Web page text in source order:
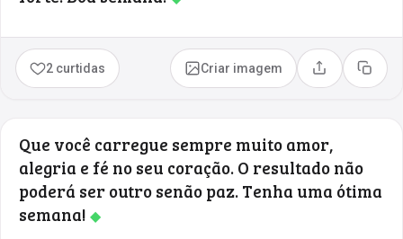
2 curtidas Criar imagem Compartilhar
Copiar
Que você carregue sempre muito amor,
alegria e fé no seu coração. O resultado não
poderá ser outro senão paz. Tenha uma ótima
semana! ◆